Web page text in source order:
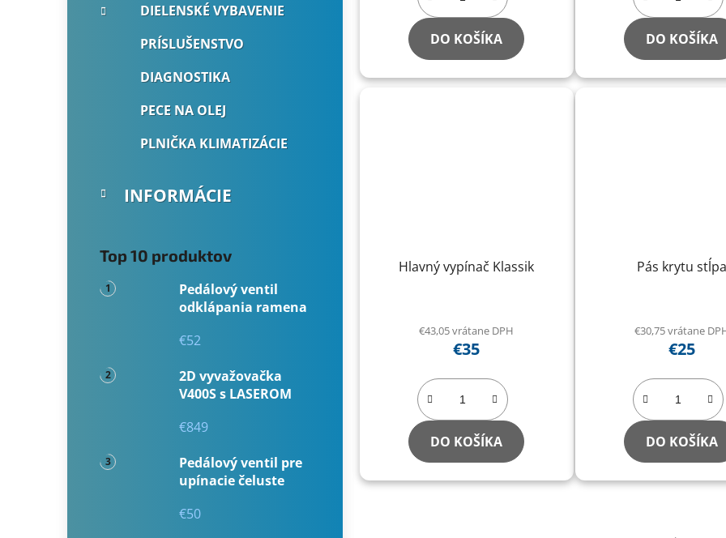
DIELENSKÉ VYBAVENIE
PRÍSLUŠENSTVO
DIAGNOSTIKA
PECE NA OLEJ
PLNIČKA KLIMATIZÁCIE
INFORMÁCIE
Top 10 produktov
Pedálový ventil
odklápania ramena
€52
2D vyvažovačka
V400S s LASEROM
€849
Pedálový ventil pre
upínacie čeluste
€50
DO KOŠÍKA DO KOŠÍKA
Hlavný vypínač Klassik
€43,05 vrátane DPH
€35
DO KOŠÍKA
Pás krytu stĺpa
€30,75 vrátane
€25
DO KOŠÍKA